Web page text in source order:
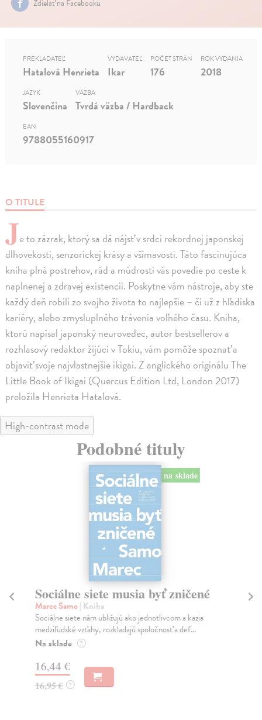
Zdielať na Facebooku
O TITULE
Je to zázrak, ktorý sa dá nájsť v srdci rekordnej japonskej
dlhovekosti, senzorickej krásy a všímavosti. Táto fascinujúca
kniha plná postrehov, rád a múdrosti vás povedie po ceste k
naplnenej a zdravej existencii. Poskytne vám nástroje, aby ste
každý deň robili zo svojho života to najlepšie – či už z hľadiska
kariéry, alebo zmysluplného trávenia voľného času. Kniha,
ktorú napísal japonský neurovedec, autor bestsellerov a
rozhlasový redaktor žijúci v Tokiu, vám pomôže spoznať a
objaviť svoje najvlastnejšie ikigai. Z anglického originálu The
Little Book of Ikigai (Quercus Edition Ltd, London 2017)
preložila Henrieta Hatalová.
PREKLADATEĽ
Hatalová Henrieta
VYDAVATEĽ
Ikar
POČET STRÁN
176
ROK VYDANIA
2018
JAZYK
Slovenčina
VÄZBA
Tvrdá väzba / Hardback
EAN
9788055160917
High-contrast mode
Podobné tituly
na sklade
Sociálne siete musia byť zničené
Marec Samo| Kniha
Sociálne siete nám ubližujú ako jednotlivcom a kazia
medziľudské vzťahy, rozkladajú spoločnosť a def...
Na sklade ?
16,44 €
16,95 € ?